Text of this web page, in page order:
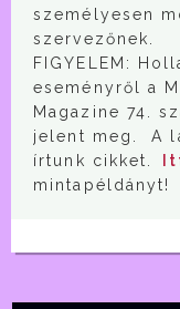
személyesen
szervezőnek.
FIGYELEM:
eseményről a
Magazine 74.
jelent meg. A
írtunk cikket.
mintapéldányt!